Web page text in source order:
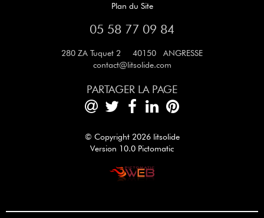
Plan du Site
05 58 77 09 84
280 ZA Tuquet 2 40150 ANGRESSE
contact@litsolide.com
PARTAGER LA PAGE
© Copyright 2026 litsolide
Version 10.0 Pictomatic